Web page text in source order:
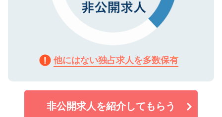
他にはない独占求人を多数保有
非公開求人を紹介してもらう